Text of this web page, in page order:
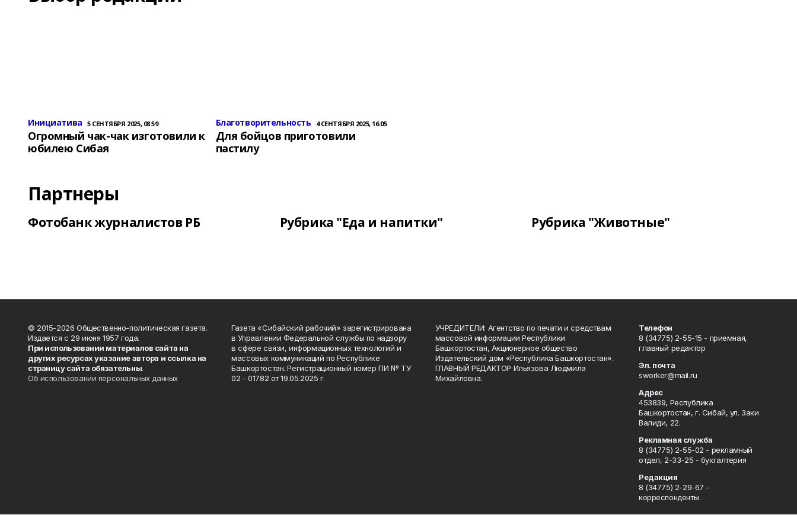
Инициатива 5 СЕНТЯБРЯ 2025, 08:59
Огромный чак-чак изготовили к
юбилею Сибая
Благотворительность 4 СЕНТЯБРЯ 2025, 16:05
Для бойцов приготовили
пастилу
Партнеры
Фотобанк журналистов РБ Рубрика "Еда и напитки" Рубрика "Животные"
© 2015-2026 Общественно-политическая газета.
Издается с 29 июня 1957 года.
При использовании материалов сайта на
других ресурсах указание автора и ссылка на
страницу сайта обязательны.
Об использовании персональных данных
Газета «Сибайский рабочий» зарегистрирована
в Управлении Федеральной службы по надзору
в сфере связи, информационных технологий и
массовых коммуникаций по Республике
Башкортостан. Регистрационный номер ПИ № ТУ
02 - 01782 от 19.05.2025 г.
УЧРЕДИТЕЛИ: Агентство по печати и средствам
массовой информации Республики
Башкортостан, Акционерное общество
Издательский дом «Республика Башкортостан».
ГЛАВНЫЙ РЕДАКТОР Ильязова Людмила
Михайловна.
Телефон
8 (34775) 2-55-15 - приемная,
главный редактор
Эл. почта
sworker@mail.ru
Адрес
453839, Республика
Башкортостан, г. Сибай, ул. Заки
Валиди, 22.
Рекламная служба
8 (34775) 2-55-02 - рекламный
отдел, 2-33-25 - бухгалтерия
Редакция
8 (34775) 2-29-67 -
корреспонденты